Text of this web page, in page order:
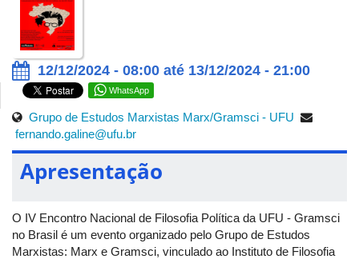
12/12/2024 - 08:00 até 13/12/2024 - 21:00
WhatsApp
Grupo de Estudos Marxistas Marx/Gramsci - UFU
fernando.galine@ufu.br
Apresentação
O IV Encontro Nacional de Filosofia Política da UFU - Gramsci
no Brasil é um evento organizado pelo Grupo de Estudos
Marxistas: Marx e Gramsci, vinculado ao Instituto de Filosofia